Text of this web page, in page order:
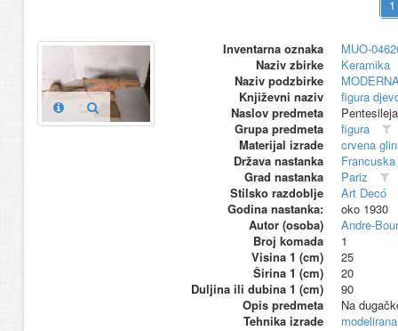
Inventarna oznaka
MUO-
Naziv zbirke
Keramika
Naziv podzbirke
Književni naziv
figura
Naslov predmeta
Grupa predmeta
figura
Materijal izrade
crvena
Država nastanka
Francuska
Grad nastanka
Pariz
Stilsko razdoblje
Art Decó
Godina nastanka:
oko 1930
Autor (osoba)
Andre-
Broj komada
1
Visina 1 (cm)
25
Širina 1 (cm)
20
Duljina ili dubina 1 (cm)
90
Opis predmeta
Na
Tehnika izrade
modelirana